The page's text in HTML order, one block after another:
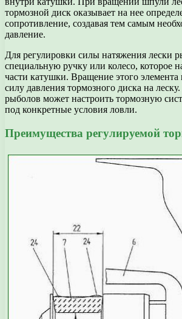
тормозной диск оказывает на нее
сопротивление, создавая тем самым
давление.
Для регулировки силы натяжения лески
специальную ручку или колесо, которое
части катушки. Вращение этого элемента
силу давления тормозного диска на
рыболов может настроить тормозную
под конкретные условия ловли.
Преимущества регулируемой